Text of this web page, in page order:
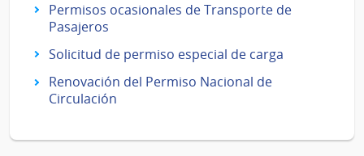
Permisos ocasionales de Transporte de
Pasajeros
Solicitud de permiso especial de carga
Renovación del Permiso Nacional de
Circulación